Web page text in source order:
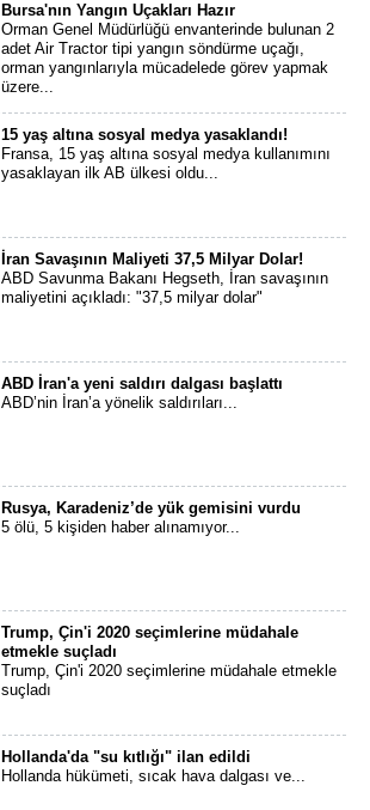
Bursa'nın Yangın Uçakları Hazır
Orman Genel Müdürlüğü envanterinde bulunan 2
adet Air Tractor tipi yangın söndürme uçağı,
orman yangınlarıyla mücadelede görev yapmak
üzere...
15 yaş altına sosyal medya yasaklandı!
Fransa, 15 yaş altına sosyal medya kullanımını
yasaklayan ilk AB ülkesi oldu...
İran Savaşının Maliyeti 37,5 Milyar Dolar!
ABD Savunma Bakanı Hegseth, İran savaşının
maliyetini açıkladı: "37,5 milyar dolar"
ABD İran'a yeni saldırı dalgası başlattı
ABD’nin İran’a yönelik saldırıları...
Rusya, Karadeniz’de yük gemisini vurdu
5 ölü, 5 kişiden haber alınamıyor...
Trump, Çin'i 2020 seçimlerine müdahale
etmekle suçladı
Trump, Çin'i 2020 seçimlerine müdahale etmekle
suçladı
Hollanda'da "su kıtlığı" ilan edildi
Hollanda hükümeti, sıcak hava dalgası ve...